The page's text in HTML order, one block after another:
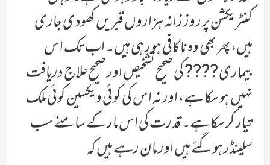
کنٹریکشن پر روز زانہ ہزاروں قبریں کھودی جاری
ہیں، پھر بھی وہ ناکافی ہو رہی ہیں۔ اب تک اس
بیماری ???? کی صحیح تشخیص اور صحیح علاج دریافت
نہیں ہوسکا ہے، اور نہ اس کی کوئی ویکسین کوئی ملک
تیار کرسکا ہے۔ قدرت کی اس مار کے سامنے سب
سلینڈر ہوگئے ہیں اور مان رہے ہیں کہ